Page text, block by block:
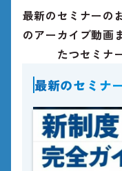
最新のセミナーの
のアーカイブ動画
たつセミナ
最新のセミナ